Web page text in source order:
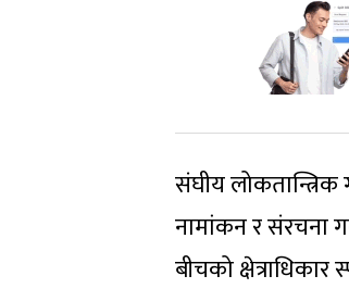
संघीय
नामांकन र संरचना
बीचको क्षेत्राधिकार